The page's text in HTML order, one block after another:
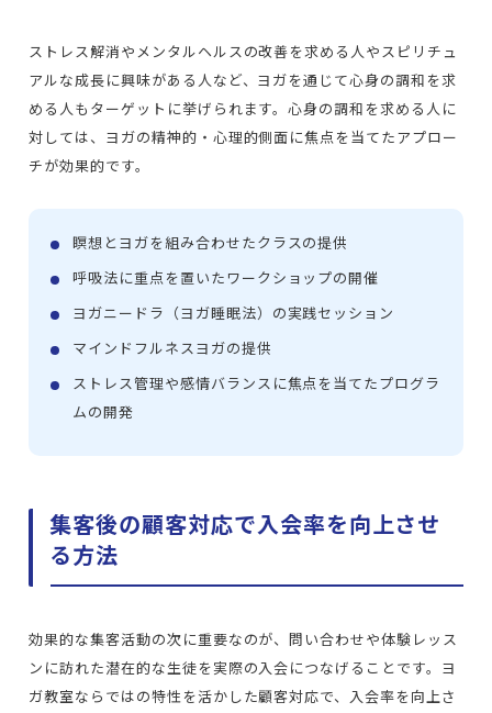
ストレス解消やメンタルヘルスの改善を求める人やスピリチュ
アルな成長に興味がある人など、ヨガを通じて心身の調和を求
める人もターゲットに挙げられます。心身の調和を求める人に
対しては、ヨガの精神的・心理的側面に焦点を当てたアプロー
チが効果的です。
瞑想とヨガを組み合わせたクラスの提供
呼吸法に重点を置いたワークショップの開催
ヨガニードラ（ヨガ睡眠法）の実践セッション
マインドフルネスヨガの提供
ストレス管理や感情バランスに焦点を当てたプログラ
ムの開発
集客後の顧客対応で入会率を向上させ
る方法
効果的な集客活動の次に重要なのが、問い合わせや体験レッス
ンに訪れた潜在的な生徒を実際の入会につなげることです。ヨ
ガ教室ならではの特性を活かした顧客対応で、入会率を向上さ